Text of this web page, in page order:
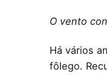
O vento
Há vários
fôlego.